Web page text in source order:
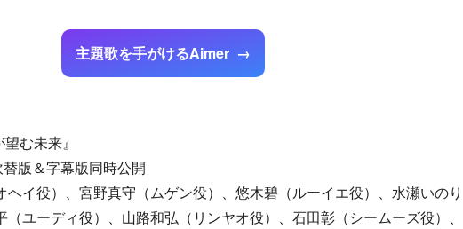
主題歌を手がけるAimer
む未来』
版＆字幕版同時公開
ヘイ役）、宮野真守（ムゲン役）、悠木碧（ルーイエ役）、水瀬いのり
（ユーディ役）、山路和弘（リンヤオ役）、石田彰（シームーズ役）、